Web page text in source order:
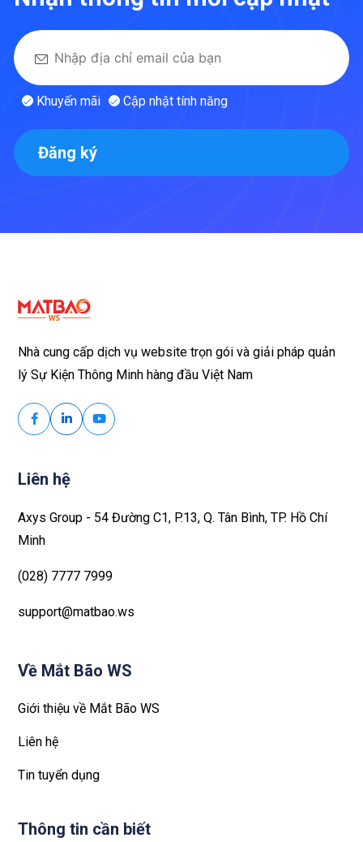
Khuyến mãi Cập nhật tính năng
Đăng ký
Nhà cung cấp dịch vụ website trọn gói và giải pháp quản
lý Sự Kiện Thông Minh hàng đầu Việt Nam
Liên hệ
Axys Group - 54 Đường C1, P.13, Q. Tân Bình, TP. Hồ Chí
Minh
(028) 7777 7999
support@matbao.ws
Về Mắt Bão WS
Giới thiệu về Mắt Bão WS
Liên hệ
Tin tuyển dụng
Thông tin cần biết